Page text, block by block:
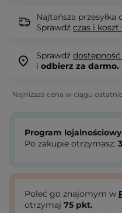
Najtańsza przesyłka
Sprawdź czas i koszt
Sprawdź
i odbierz za darmo.
Najniższa cena w ciągu
Program lojalnościowy
Po zakupie otrzymasz:
Poleć go znajomym w
otrzymaj 75 pkt.